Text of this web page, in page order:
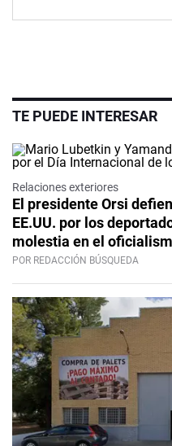
TE PUEDE INTERESAR
Relaciones exteriores
El presidente Orsi
EE.UU. por los
molestia en el
POR REDACCIÓN BÚSQUEDA